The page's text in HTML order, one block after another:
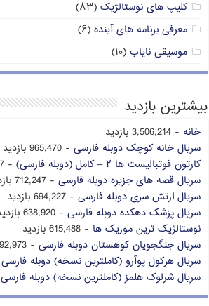
کلیپ های نوستالژیک (۸۳)
معرفی برنامه های آینده (۶)
موسیقی نایاب (۱۰)
بیشترین بازدید
خانه - 3,506,214 بازدید
سریال خانه کوچک دوبله فارسی - 965,470 بازدید
کارتون فوتبالیست ها ۲ – کامل (دوبله فارسی)
- 834,577 بازدید
سریال قصه های جزیره دوبله فارسی - 712,247 بازدید
سریال ارتش سری دوبله فارسی - 694,227 بازدید
سریال پزشک دهکده دوبله فارسی - 638,920 بازدید
نوستالژیک ترین موزیک ها - 615,488 بازدید
سریال جنگجویان کوهستان دوبله فارسی - 592,973 بازدید
سریال هرکول پوآرو (کاملترین نسخه) دوبله فارسی
سریال شرلوک هلمز (کاملترین نسخه) دوبله فارسی